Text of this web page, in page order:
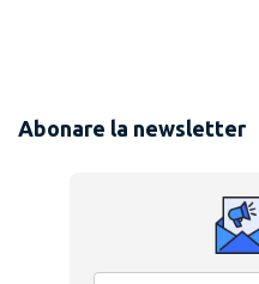
Abonare la newsletter